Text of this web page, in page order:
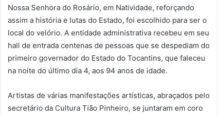
Nossa Senhora do Rosário, em Natividade, reforçando
assim a história e lutas do Estado, foi escolhido para ser o
local do velório. A entidade administrativa recebeu em seu
hall de entrada centenas de pessoas que se despediam do
primeiro governador do Estado do Tocantins, que faleceu
na noite do último dia 4, aos 94 anos de idade.
Artistas de várias manifestações artísticas, abraçados pelo
secretário da Cultura Tião Pinheiro, se juntaram em coro